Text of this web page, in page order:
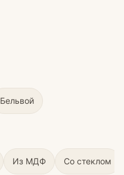
Бельвой
Из МДФ Со стеклом